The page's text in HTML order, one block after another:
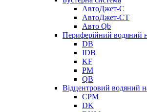
АвтоДжет-С
АвтоДжет-СТ
Авто Qb
Периферійний водяний
DB
IDB
KF
PM
QB
Відцентровий водяний
CPM
DK